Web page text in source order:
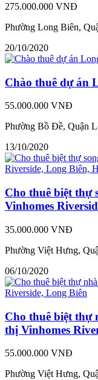
275.000.000 VNĐ
Phường Long Biên,
20/10/2020
Chào thuê dự án
55.000.000 VNĐ
Phường Bồ Đề, Quận
13/10/2020
Cho thuê biệt thự
Vinhomes
35.000.000 VNĐ
Phường Việt Hưng,
06/10/2020
Cho thuê biệt thự
thị Vinhomes
55.000.000 VNĐ
Phường Việt Hưng,